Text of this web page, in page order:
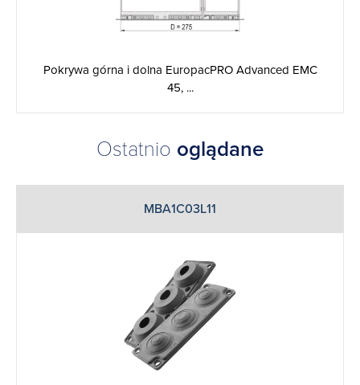
Pokrywa górna i dolna EuropacPRO Advanced EMC
45, ...
Ostatnio oglądane
MBA1C03L11